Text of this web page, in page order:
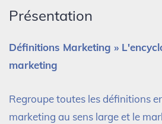
Présentation
Définitions Marketing »
marketing
Regroupe toutes les définitions
marketing au sens large et le